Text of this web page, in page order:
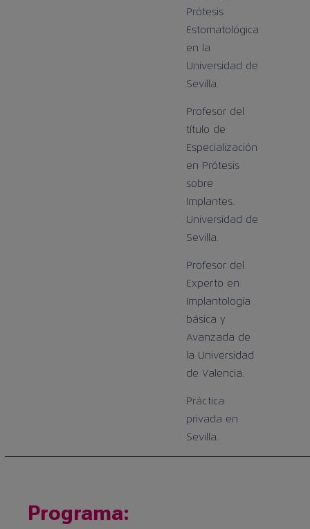
Prótesis
Estomatológica
en la
Universidad de
Sevilla.
Profesor del
título de
Especialización
en Prótesis
sobre
Implantes.
Universidad de
Sevilla.
Profesor del
Experto en
Implantología
básica y
Avanzada de
la Universidad
de Valencia.
Práctica
privada en
Sevilla.
Programa: